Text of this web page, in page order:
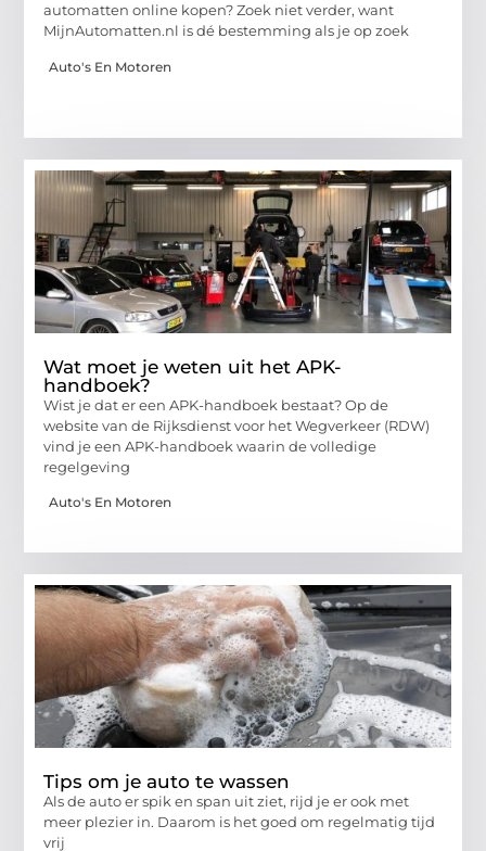
automatten online kopen? Zoek niet verder, want
MijnAutomatten.nl is dé bestemming als je op zoek
Auto's En Motoren
Wat moet je weten uit het APK-
handboek?
Wist je dat er een APK-handboek bestaat? Op de
website van de Rijksdienst voor het Wegverkeer (RDW)
vind je een APK-handboek waarin de volledige
regelgeving
Auto's En Motoren
Tips om je auto te wassen
Als de auto er spik en span uit ziet, rijd je er ook met
meer plezier in. Daarom is het goed om regelmatig tijd
vrij